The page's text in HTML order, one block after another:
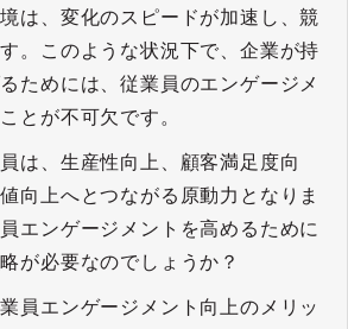
は、変化のスピードが加速し、競
。このような状況下で、企業が持
ためには、従業員のエンゲージメ
とが不可欠です。
は、生産性向上、顧客満足度向
向上へとつながる原動力となりま
エンゲージメントを高めるために
が必要なのでしょうか？
員エンゲージメント向上のメリッ